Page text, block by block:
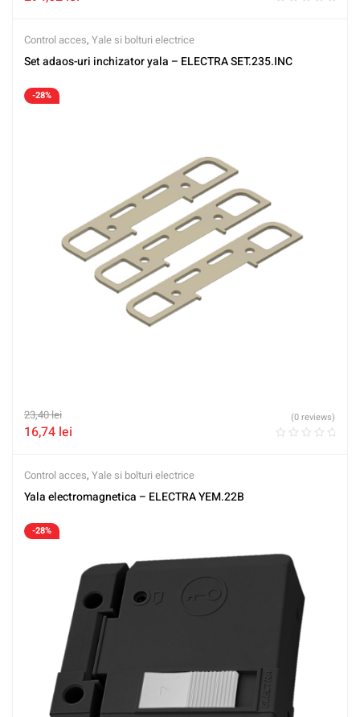
Control acces, Yale si bolturi electrice
Set adaos-uri inchizator yala – ELECTRA SET.235.INC
-28%
23,40lei
16,74 lei
(0 reviews)
Control acces, Yale si bolturi electrice
Yala electromagnetica – ELECTRA YEM.22B
-28%